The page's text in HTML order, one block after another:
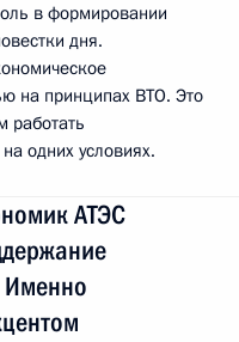
в формировании
дня.
на принципах ВТО. Это
работать
одних условиях.
АТЭС
Именно